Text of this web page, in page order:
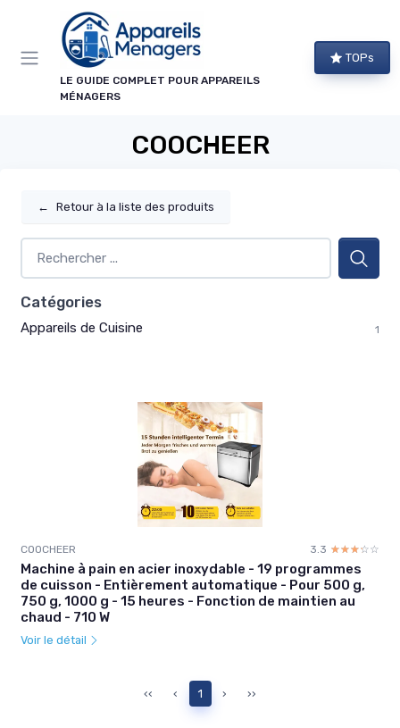
LE GUIDE COMPLET POUR APPAREILS
MÉNAGERS
TOPs
COOCHEER
← Retour à la liste des produits
Catégories
Appareils de Cuisine 1
COOCHEER 3.3 ☆☆☆☆☆
★★★★★
Machine à pain en acier inoxydable - 19 programmes
de cuisson - Entièrement automatique - Pour 500 g,
750 g, 1000 g - 15 heures - Fonction de maintien au
chaud - 710 W
Voir le détail
‹‹ ‹ 1 › ››
Panneau de gestion des cookies